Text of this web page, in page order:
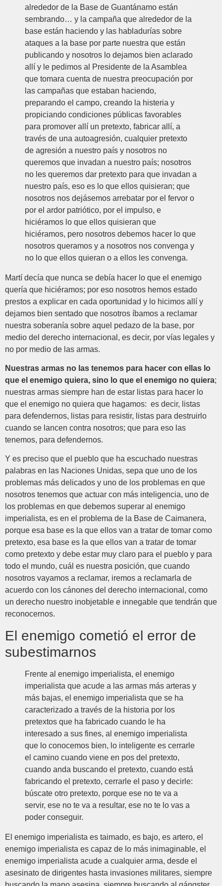
alrededor de la Base de Guantánamo están
sembrando… y la campaña que alrededor de la
base están haciendo y las habladurías sobre
ataques a la base por parte nuestra que están
publicando y nosotros lo dejamos bien aclarado
allí y le pedimos al Presidente de la Asamblea
que tomara cuenta de nuestra preocupación por
las campañas que estaban haciendo,
preparando el campo, creando la histeria y
propiciando condiciones públicas favorables
para promover allí un pretexto, fabricar allí, a
través de una autoagresión, cualquier pretexto
de agresión a nuestro país y nosotros no
queremos que invadan a nuestro país; nosotros
no les queremos dar pretexto para que invadan a
nuestro país, eso es lo que ellos quisieran; que
nosotros nos dejásemos arrebatar por el fervor o
por el ardor patriótico, por el impulso, e
hiciéramos lo que ellos quisieran que
hiciéramos, pero nosotros debemos hacer lo que
nosotros queramos y a nosotros nos convenga y
no lo que ellos quieran o a ellos les convenga.
Martí decía que nunca se debía hacer lo que el enemigo
quería que hiciéramos; por eso nosotros hemos estado
prestos a explicar en cada oportunidad y lo hicimos allí y
dejamos bien sentado que nosotros íbamos a reclamar
nuestra soberanía sobre aquel pedazo de la base, por
medio del derecho internacional, es decir, por vías legales y
no por medio de las armas.
Nuestras armas no las tenemos para hacer con ellas lo
que el enemigo quiera, sino lo que el enemigo no quiera;
nuestras armas siempre han de estar listas para hacer lo
que el enemigo no quiera que hagamos: es decir, listas
para defendernos, listas para resistir, listas para destruirlo
cuando se lancen contra nosotros; que para eso las
tenemos, para defendernos.
Y es preciso que el pueblo que ha escuchado nuestras
palabras en las Naciones Unidas, sepa que uno de los
problemas más delicados y uno de los problemas en que
nosotros tenemos que actuar con más inteligencia, uno de
los problemas en que debemos superar al enemigo
imperialista, es en el problema de la Base de Caimanera,
porque esa base es la que ellos van a tratar de tomar como
pretexto, esa base es la que ellos van a tratar de tomar
como pretexto y debe estar muy claro para el pueblo y para
todo el mundo, cuál es nuestra posición, que cuando
nosotros vayamos a reclamar, iremos a reclamarla de
acuerdo con los cánones del derecho internacional, como
un derecho nuestro inobjetable e innegable que tendrán que
reconocernos.
El enemigo cometió el error de
subestimarnos
Frente al enemigo imperialista, el enemigo
imperialista que acude a las armas más arteras y
más bajas, el enemigo imperialista que se ha
caracterizado a través de la historia por los
pretextos que ha fabricado cuando le ha
interesado a sus fines, al enemigo imperialista
que lo conocemos bien, lo inteligente es cerrarle
el camino cuando viene en pos del pretexto,
cuando anda buscando el pretexto, cuando está
fabricando el pretexto, cerrarle el paso y decirle:
búscate otro pretexto, porque ese no te va a
servir, ese no te va a resultar, ese no te lo vas a
poder conseguir.
El enemigo imperialista es taimado, es bajo, es artero, el
enemigo imperialista es capaz de lo más inimaginable, el
enemigo imperialista acude a cualquier arma, desde el
asesinato de dirigentes hasta invasiones militares, siempre